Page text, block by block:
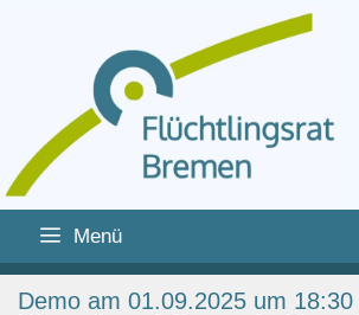
Zum
Inhalt
springen
springen
Menü
Demo am 01.09.2025 um 18:30